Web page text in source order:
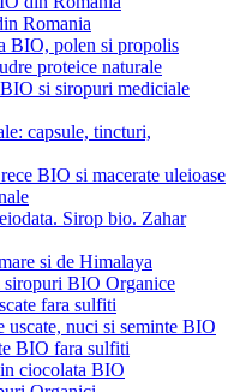
Romania
BIO, polen si propolis
proteice naturale
si siropuri mediciale
capsule, tincturi,
BIO si macerate uleioase
Sirop bio. Zahar
si de Himalaya
siropuri BIO Organice
fara sulfiti
uscate, nuci si seminte BIO
BIO fara sulfiti
ciocolata BIO